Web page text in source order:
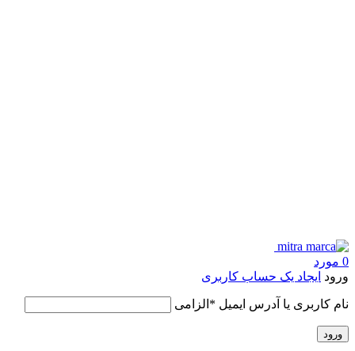
0 مورد
ورود ایجاد یک حساب کاربری
نام کاربری یا آدرس ایمیل * الزامی
ورود